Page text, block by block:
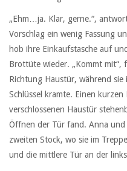
„Ehm…ja. Klar, gerne.“,
Vorschlag ein wenig Fassung
hob ihre Einkaufstasche auf
Brottüte wieder. „Kommt mit“,
Richtung Haustür, während
Schlüssel kramte. Einen
verschlossenen Haustür
Öffnen der Tür fand. Anna
zweiten Stock, wo sie im
und die mittlere Tür an der